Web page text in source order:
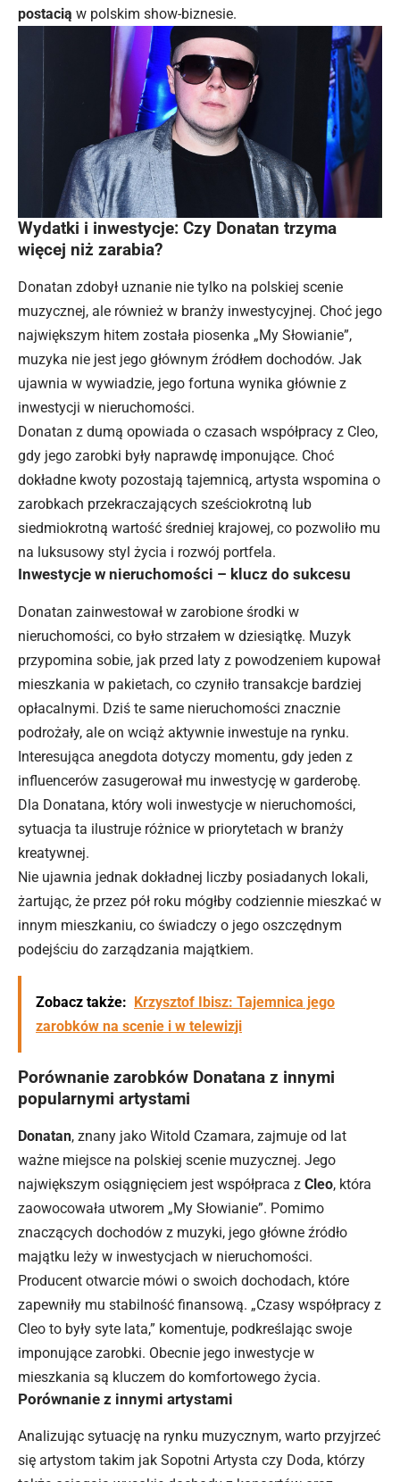
postacią w polskim show-biznesie.
Wydatki i inwestycje: Czy Donatan trzyma
więcej niż zarabia?
Donatan zdobył uznanie nie tylko na polskiej scenie
muzycznej, ale również w branży inwestycyjnej. Choć jego
największym hitem została piosenka „My Słowianie”,
muzyka nie jest jego głównym źródłem dochodów. Jak
ujawnia w wywiadzie, jego fortuna wynika głównie z
inwestycji w nieruchomości.
Donatan z dumą opowiada o czasach współpracy z Cleo,
gdy jego zarobki były naprawdę imponujące. Choć
dokładne kwoty pozostają tajemnicą, artysta wspomina o
zarobkach przekraczających sześciokrotną lub
siedmiokrotną wartość średniej krajowej, co pozwoliło mu
na luksusowy styl życia i rozwój portfela.
Inwestycje w nieruchomości – klucz do sukcesu
Donatan zainwestował w zarobione środki w
nieruchomości, co było strzałem w dziesiątkę. Muzyk
przypomina sobie, jak przed laty z powodzeniem kupował
mieszkania w pakietach, co czyniło transakcje bardziej
opłacalnymi. Dziś te same nieruchomości znacznie
podrożały, ale on wciąż aktywnie inwestuje na rynku.
Interesująca anegdota dotyczy momentu, gdy jeden z
influencerów zasugerował mu inwestycję w garderobę.
Dla Donatana, który woli inwestycje w nieruchomości,
sytuacja ta ilustruje różnice w priorytetach w branży
kreatywnej.
Nie ujawnia jednak dokładnej liczby posiadanych lokali,
żartując, że przez pół roku mógłby codziennie mieszkać w
innym mieszkaniu, co świadczy o jego oszczędnym
podejściu do zarządzania majątkiem.
Zobacz także: Krzysztof Ibisz: Tajemnica jego
zarobków na scenie i w telewizji
Porównanie zarobków Donatana z innymi
popularnymi artystami
Donatan, znany jako Witold Czamara, zajmuje od lat
ważne miejsce na polskiej scenie muzycznej. Jego
największym osiągnięciem jest współpraca z Cleo, która
zaowocowała utworem „My Słowianie”. Pomimo
znaczących dochodów z muzyki, jego główne źródło
majątku leży w inwestycjach w nieruchomości.
Producent otwarcie mówi o swoich dochodach, które
zapewniły mu stabilność finansową. „Czasy współpracy z
Cleo to były syte lata,” komentuje, podkreślając swoje
imponujące zarobki. Obecnie jego inwestycje w
mieszkania są kluczem do komfortowego życia.
Porównanie z innymi artystami
Analizując sytuację na rynku muzycznym, warto przyjrzeć
się artystom takim jak Sopotni Artysta czy Doda, którzy